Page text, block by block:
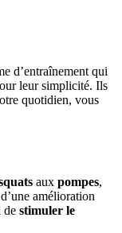
d’entraînement qui
leur simplicité. Ils
quotidien, vous
aux pompes,
amélioration
de stimuler le